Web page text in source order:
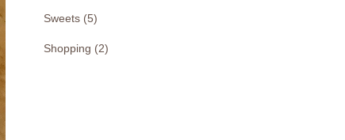
Sweets (5)
Shopping (2)